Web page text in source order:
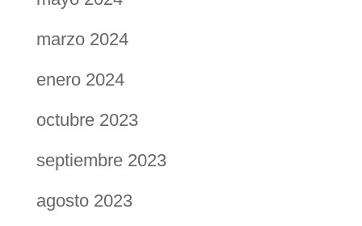
marzo 2024
enero 2024
octubre 2023
septiembre 2023
agosto 2023